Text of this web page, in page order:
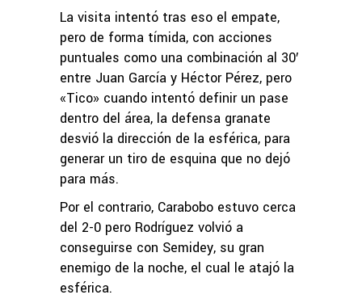
La visita intentó tras eso el empate,
pero de forma tímida, con acciones
puntuales como una combinación al 30′
entre Juan García y Héctor Pérez, pero
«Tico» cuando intentó definir un pase
dentro del área, la defensa granate
desvió la dirección de la esférica, para
generar un tiro de esquina que no dejó
para más.
Por el contrario, Carabobo estuvo cerca
del 2-0 pero Rodríguez volvió a
conseguirse con Semidey, su gran
enemigo de la noche, el cual le atajó la
esférica.